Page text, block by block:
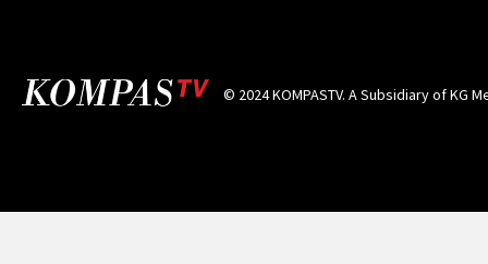
© 2024 KOMPASTV. A Subsidiary ofKG